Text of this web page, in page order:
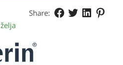
Share: